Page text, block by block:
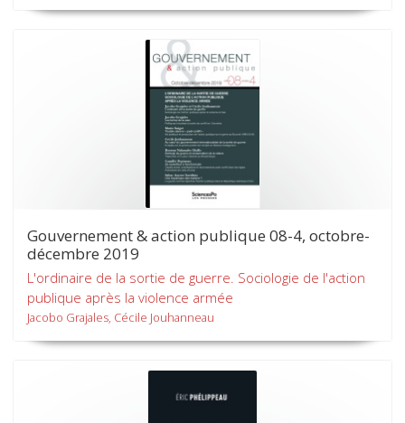
Gouvernement & action publique 08-4, octobre-
décembre 2019
L'ordinaire de la sortie de guerre. Sociologie de l'action
publique après la violence armée
Jacobo Grajales, Cécile Jouhanneau